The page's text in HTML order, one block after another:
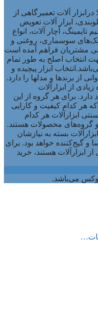
آلات تعمیرگاهی از
ابزار آلات تعویض
تایمینگ، آچار آلات، انواع
سوسماری، روغنی و
مشتریان فراهم آمده است
انتخاب اصلح به طور تمام
ابزار پیچیده و
از برندها و مدلها را دارد.
از ابزارآلات
دارد. برای هر گروه از این
که هر کدام کیفیت و کارایی
ابزارآلات هر کدام
گروه‌های محصولات هستند.
بسته به نیازشان
گیج‌کننده خواهد بود. برای
ابزارآلات هستند، خرید
لوکس می‌باشد.